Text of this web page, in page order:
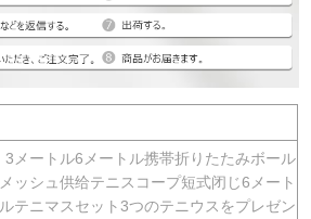
3メートル6メートル携帯折りたたみボール
メッシュ供给テニスコープ短式闭じ6メート
ルテニマスセット3つのテニウスをプレゼン